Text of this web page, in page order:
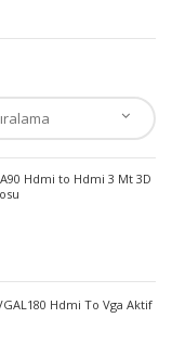
Hdmi to Hdmi 3 Mt 3D
Hdmi To Vga Aktif